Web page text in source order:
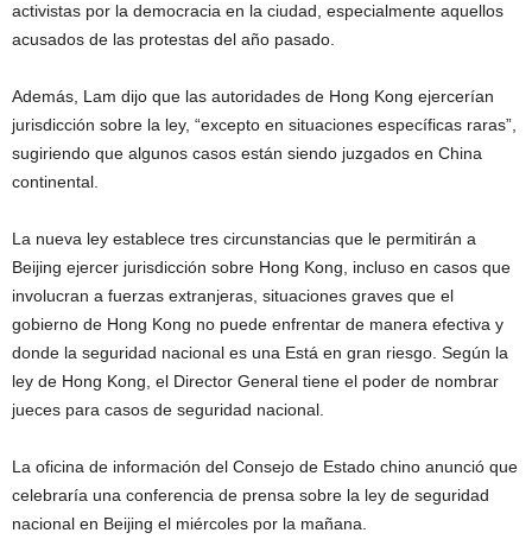
activistas por la democracia en la ciudad, especialmente aquellos
acusados ​​de las protestas del año pasado.
Además, Lam dijo que las autoridades de Hong Kong ejercerían
jurisdicción sobre la ley, “excepto en situaciones específicas raras”,
sugiriendo que algunos casos están siendo juzgados en China
continental.
La nueva ley establece tres circunstancias que le permitirán a
Beijing ejercer jurisdicción sobre Hong Kong, incluso en casos que
involucran a fuerzas extranjeras, situaciones graves que el
gobierno de Hong Kong no puede enfrentar de manera efectiva y
donde la seguridad nacional es una Está en gran riesgo. Según la
ley de Hong Kong, el Director General tiene el poder de nombrar
jueces para casos de seguridad nacional.
La oficina de información del Consejo de Estado chino anunció que
celebraría una conferencia de prensa sobre la ley de seguridad
nacional en Beijing el miércoles por la mañana.